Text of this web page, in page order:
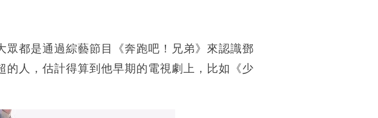
都是通過綜藝節目《奔跑吧！兄弟》來認識鄧
的人，估計得算到他早期的電視劇上，比如《少